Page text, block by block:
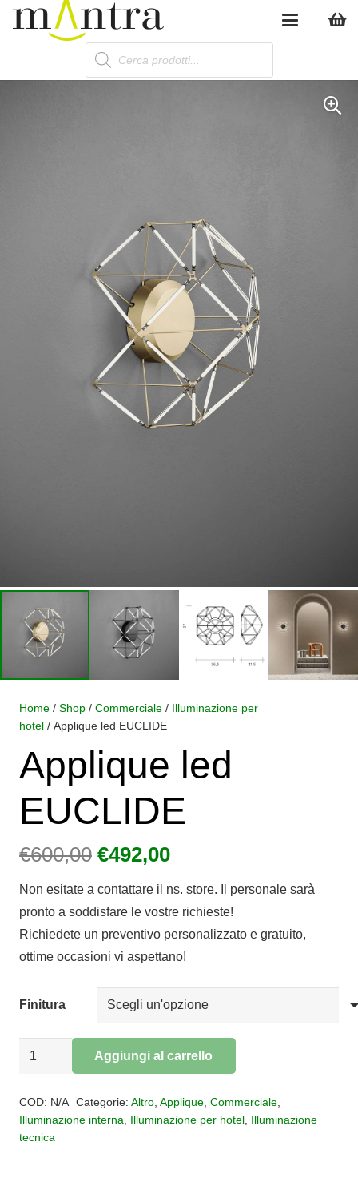
Products
search
Home / Shop / Commerciale / Illuminazione per
hotel / Applique led EUCLIDE
Applique led
EUCLIDE
€600,00 Il
originale
era:
€600,00.
€492,00Il
attuale
è:
€492,00.
Non esitate a contattare il ns. store. Il personale sarà
pronto a soddisfare le vostre richieste!
Richiedete un preventivo personalizzato e gratuito,
ottime occasioni vi aspettano!
Finitura
Applique
quantità
Aggiungi al carrello
COD: N/A Categorie: Altro, Applique, Commerciale,
Illuminazione interna
Illuminazione per hotel Illuminazione
tecnica